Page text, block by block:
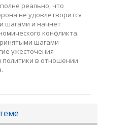
реально, что
не удовлетворится
шагами и начнет
конфликта.
шагами
ужесточения
политики в отношении